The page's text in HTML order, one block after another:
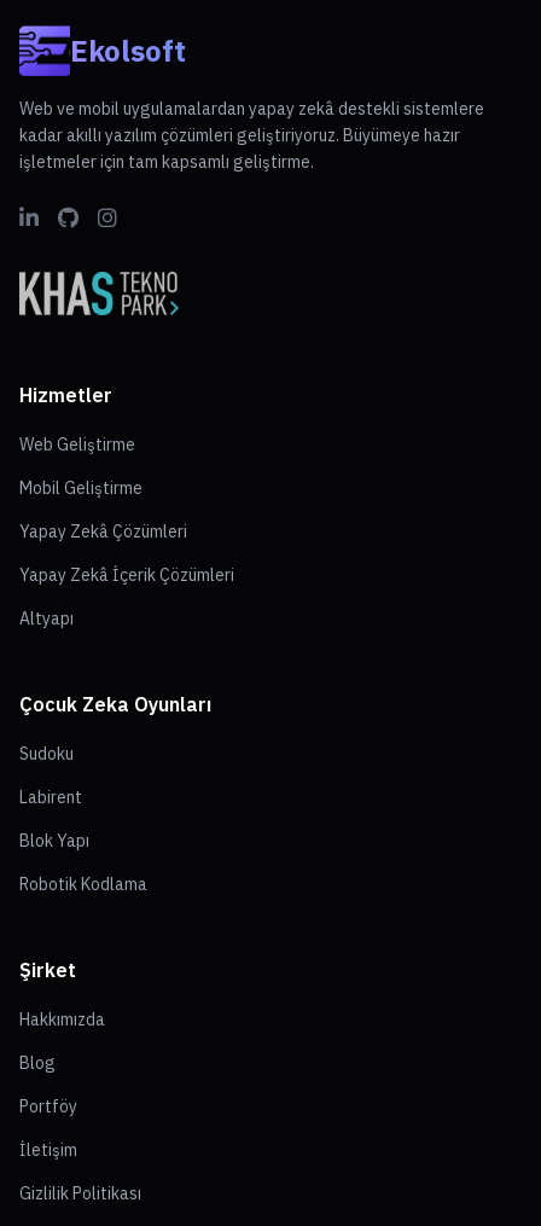
Ekolsoft
Web ve mobil uygulamalardan yapay zekâ destekli sistemlere
kadar akıllı yazılım çözümleri geliştiriyoruz. Büyümeye hazır
işletmeler için tam kapsamlı geliştirme.
Hizmetler
Web Geliştirme
Mobil Geliştirme
Yapay Zekâ Çözümleri
Yapay Zekâ İçerik Çözümleri
Altyapı
Çocuk Zeka Oyunları
Sudoku
Labirent
Blok Yapı
Robotik Kodlama
Şirket
Hakkımızda
Blog
Portföy
İletişim
Gizlilik Politikası